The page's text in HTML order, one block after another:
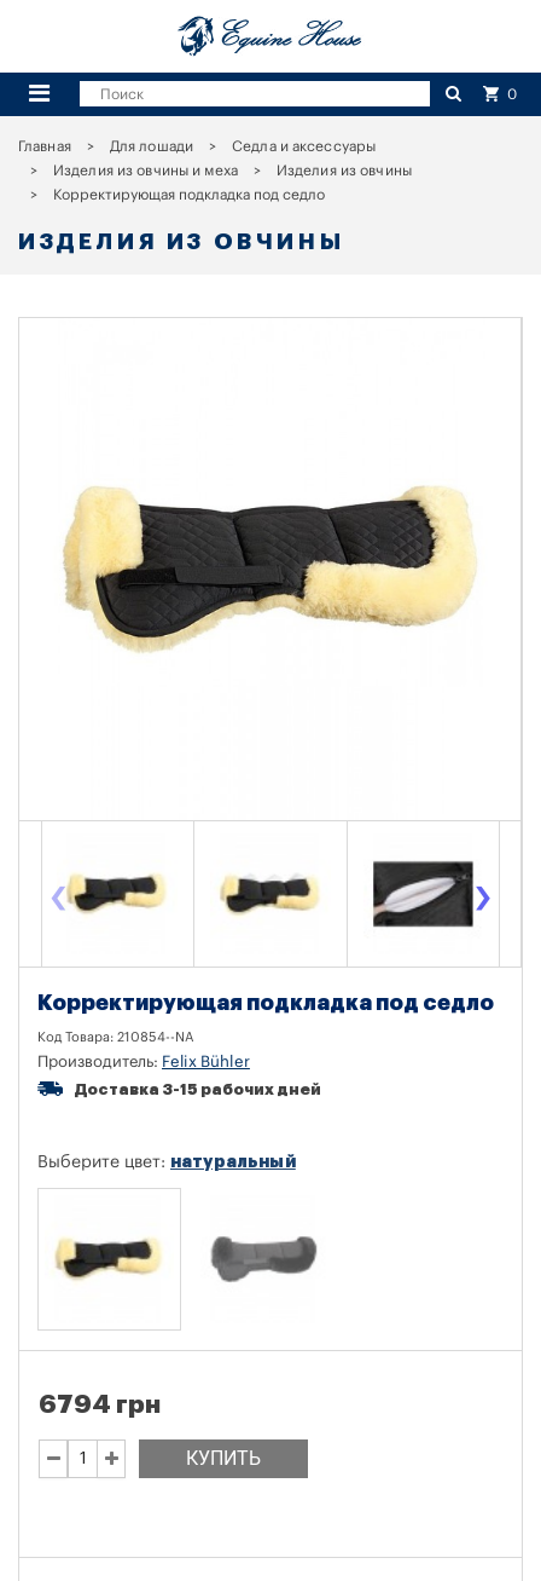
0
Главная Для лошади
Седла и аксессуары
Изделия из овчины и меха
Изделия из овчины
Корректирующая подкладка под седло
ИЗДЕЛИЯ ИЗ ОВЧИНЫ
‹ ›
Корректирующая подкладка под седло
Код Товара: 210854--NA
Производитель: Felix Bühler
Доставка 3-15 рабочих дней
Выберите цвет: натуральный
КУПИТЬ
6794 грн